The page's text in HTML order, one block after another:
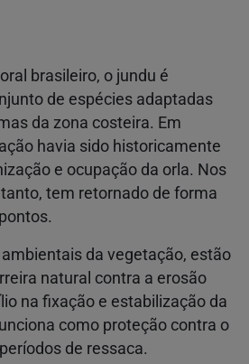
brasileiro, o jundu é
de espécies adaptadas
da zona costeira. Em
havia sido historicamente
e ocupação da orla. Nos
tem retornado de forma
da vegetação, estão
natural contra a erosão
na fixação e estabilização da
como proteção contra o
de ressaca.